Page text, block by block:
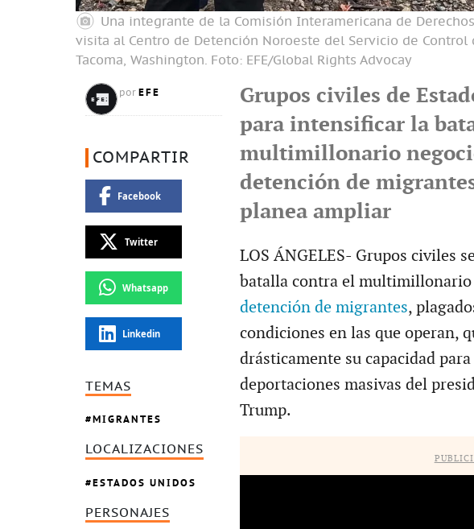
Una integrante de la Comisión Interamericana de
visita al Centro de Detención Noroeste del Servicio de Control
Tacoma, Washington. Foto: EFE/Global Rights Advocay
por EFE
COMPARTIR
Facebook
Twitter
Whatsapp
Linkedin
TEMAS
MIGRANTES
LOCALIZACIONES
ESTADOS UNIDOS
PERSONAJES
Grupos civiles de
para intensificar la
multimillonario
detención de
planea ampliar
LOS ÁNGELES- Grupos civiles
batalla contra el multimillonario
detención de migrantes,
condiciones en las que operan,
drásticamente su capacidad
deportaciones masivas del
Trump.